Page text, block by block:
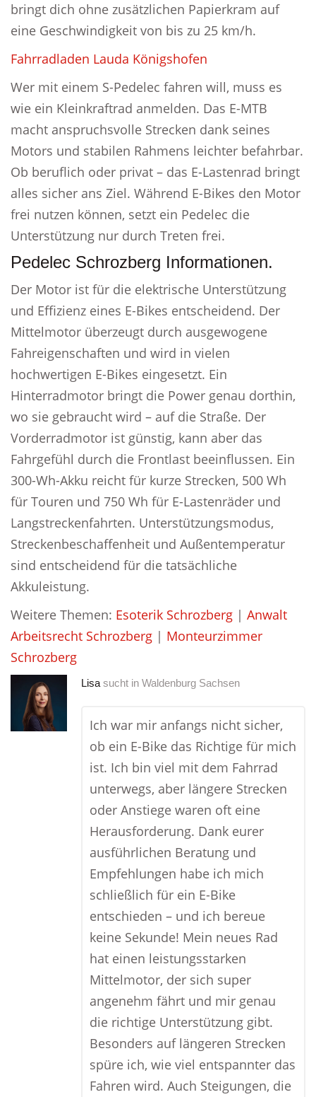
bringt dich ohne zusätzlichen Papierkram auf
eine Geschwindigkeit von bis zu 25 km/h.
Fahrradladen Lauda Königshofen
Wer mit einem S-Pedelec fahren will, muss es
wie ein Kleinkraftrad anmelden. Das E-MTB
macht anspruchsvolle Strecken dank seines
Motors und stabilen Rahmens leichter befahrbar.
Ob beruflich oder privat – das E-Lastenrad bringt
alles sicher ans Ziel. Während E-Bikes den Motor
frei nutzen können, setzt ein Pedelec die
Unterstützung nur durch Treten frei.
Pedelec Schrozberg Informationen.
Der Motor ist für die elektrische Unterstützung
und Effizienz eines E-Bikes entscheidend. Der
Mittelmotor überzeugt durch ausgewogene
Fahreigenschaften und wird in vielen
hochwertigen E-Bikes eingesetzt. Ein
Hinterradmotor bringt die Power genau dorthin,
wo sie gebraucht wird – auf die Straße. Der
Vorderradmotor ist günstig, kann aber das
Fahrgefühl durch die Frontlast beeinflussen. Ein
300-Wh-Akku reicht für kurze Strecken, 500 Wh
für Touren und 750 Wh für E-Lastenräder und
Langstreckenfahrten. Unterstützungsmodus,
Streckenbeschaffenheit und Außentemperatur
sind entscheidend für die tatsächliche
Akkuleistung.
Weitere Themen: Esoterik Schrozberg | Anwalt
Arbeitsrecht Schrozberg | Monteurzimmer
Schrozberg
Lisa sucht in Waldenburg Sachsen
Ich war mir anfangs nicht sicher,
ob ein E-Bike das Richtige für mich
ist. Ich bin viel mit dem Fahrrad
unterwegs, aber längere Strecken
oder Anstiege waren oft eine
Herausforderung. Dank eurer
ausführlichen Beratung und
Empfehlungen habe ich mich
schließlich für ein E-Bike
entschieden – und ich bereue
keine Sekunde! Mein neues Rad
hat einen leistungsstarken
Mittelmotor, der sich super
angenehm fährt und mir genau
die richtige Unterstützung gibt.
Besonders auf längeren Strecken
spüre ich, wie viel entspannter das
Fahren wird. Auch Steigungen, die